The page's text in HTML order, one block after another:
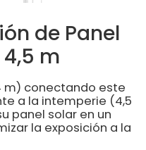
de Panel
m
m) conectando este
a la intemperie (4,5
panel solar en un
la exposición a la